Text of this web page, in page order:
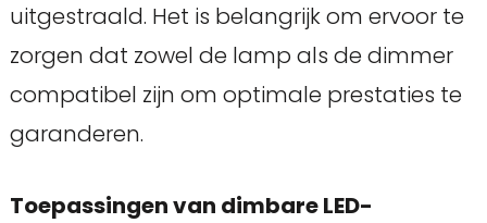
uitgestraald. Het is belangrijk om ervoor te
zorgen dat zowel de lamp als de dimmer
compatibel zijn om optimale prestaties te
garanderen.
Toepassingen van dimbare LED-